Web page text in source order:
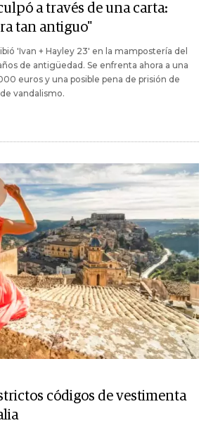
a través de una carta:
tan antiguo"
'Ivan + Hayley 23' en la mampostería del
de antigüedad. Se enfrenta ahora a una
euros y una posible pena de prisión de
vandalismo.
códigos de vestimenta